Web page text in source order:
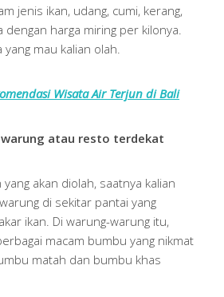
jenis ikan, udang, cumi, kerang,
dengan harga miring per kilonya.
mau kalian olah.
Wisata Air Terjun di Bali
atau resto terdekat
akan diolah, saatnya kalian
di sekitar pantai yang
ikan. Di warung-warung itu,
macam bumbu yang nikmat
matah dan bumbu khas